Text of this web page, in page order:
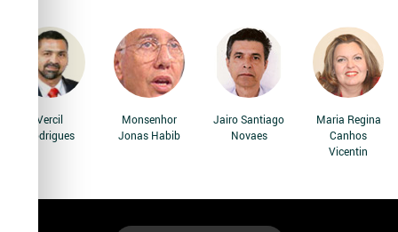
Vercil
Rodrigues
Monsenhor
Jonas Habib
Jairo Santiago
Novaes
Maria Regina
Canhos
Vicentin